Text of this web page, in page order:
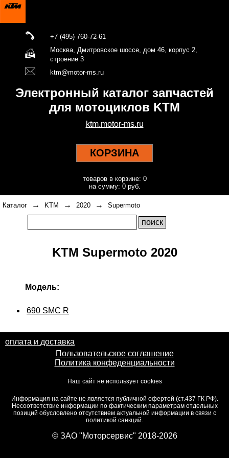
+7 (495) 760-72-61
Москва, Дмитровское шоссе, дом 46, корпус 2,
строение 3
ktm@motor-ms.ru
Электронный каталог запчастей
для мотоциклов KTM
ktm.motor-ms.ru
КОРЗИНА
товаров в корзине: 0
на сумму: 0 руб.
Каталог → KTM → 2020 → Supermoto
KTM Supermoto 2020
Модель:
690 SMC R
оплата и доставка
Пользовательское соглашение
Политика конфеденциальности
Наш сайт не использует cookies
Информация на сайте не является публичной офертой (ст.437 ГК РФ).
Несоответствие информации по фактическим параметрам отдельных
позиций обусловлено отсутствием актуальной информации в связи с
политикой санкций.
© ЗАО "Моторсервис" 2018-2026